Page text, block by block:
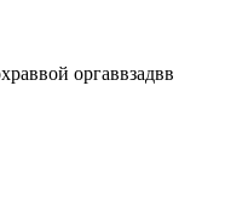
оргаввзадвв